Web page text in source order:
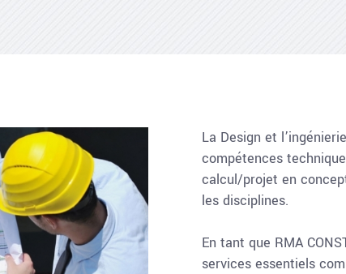
La Design et
compétences
calcul/projet en
les disciplines.
En tant que RMA
services essentiels